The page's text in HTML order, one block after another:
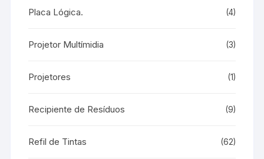
Placa Lógica. (4)
Projetor Multímidia (3)
Projetores (1)
Recipiente de Resíduos (9)
Refil de Tintas (62)